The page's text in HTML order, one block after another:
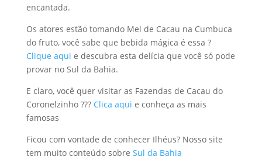
encantada.
Os atores estão tomando Mel de Cacau na Cumbuca
do fruto, você sabe que bebida mágica é essa ?
Clique aqui e descubra esta delícia que você só pode
provar no Sul da Bahia.
E claro, você quer visitar as Fazendas de Cacau do
Coronelzinho ??? Clica aqui e conheça as mais
famosas
Ficou com vontade de conhecer Ilhéus? Nosso site
tem muito conteúdo sobre Sul da Bahia